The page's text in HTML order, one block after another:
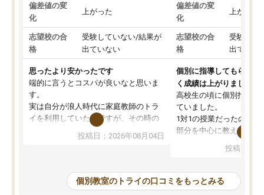
偏差値の変
化
上がった
志望校の合
格
受験していない/結果が
出ていない
思ったより安かったです
端的に言うとコスパが良いなと思いま
す。
実は自分が浪人時代に家庭教師のトラ
イを利用していたのですが、その時の
月謝がとても高くトライに良いイメー
ジがありませんでした。
し始めた形です。
しかし、以前とは違い料金がリーズナ
投稿日：2026年08月04日
偏差値の変
化
上がった
志望校の合
格
受験して
出ていな
個別に指導してもらえる
く成績は上がりました。
高校生の頃に個別指導の
ていました。
1対1の授業だったので、
部分を中心に教えてもら
わからないところもそ
もらえたので、勉強への
しずつなくなりました。
投稿日：
個別教室のトライの口コミをもっとみる